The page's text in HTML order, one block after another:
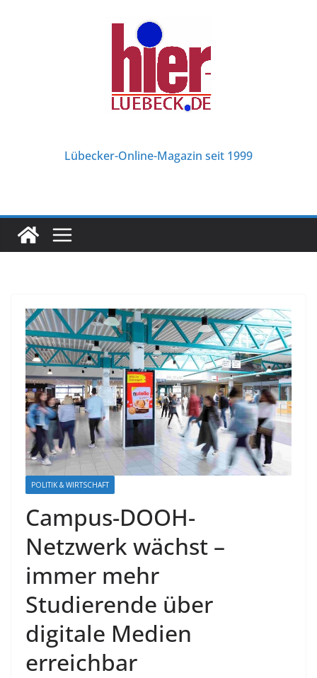
Lübecker-Online-Magazin seit 1999
POLITIK & WIRTSCHAFT
Campus-DOOH-
Netzwerk wächst –
immer mehr
Studierende über
digitale Medien
erreichbar